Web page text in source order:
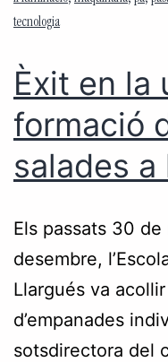
tecnologia
Èxit en la
formació
salades a
Els passats 30
desembre,
Llargués va
d’empanades
sotsdirectora del